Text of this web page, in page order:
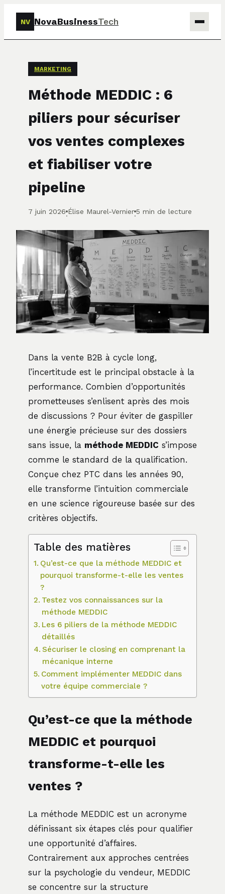
NV NovaBusinessTech
MARKETING
Méthode MEDDIC : 6
piliers pour sécuriser
vos ventes complexes
et fiabiliser votre
pipeline
7 juin 2026
·
Élise Maurel-Vernier
·
5 min de lecture
Dans la vente B2B à cycle long,
l’incertitude est le principal obstacle à la
performance. Combien d’opportunités
prometteuses s’enlisent après des mois
de discussions ? Pour éviter de gaspiller
une énergie précieuse sur des dossiers
sans issue, la méthode MEDDIC s’impose
comme le standard de la qualification.
Conçue chez PTC dans les années 90,
elle transforme l’intuition commerciale
en une science rigoureuse basée sur des
critères objectifs.
Table des matières
Qu’est-ce que la méthode MEDDIC et
pourquoi transforme-t-elle les ventes
?
Testez vos connaissances sur la
méthode MEDDIC
Les 6 piliers de la méthode MEDDIC
détaillés
Sécuriser le closing en comprenant la
mécanique interne
Comment implémenter MEDDIC dans
votre équipe commerciale ?
Qu’est-ce que la méthode
MEDDIC et pourquoi
transforme-t-elle les
ventes ?
La méthode MEDDIC est un acronyme
définissant six étapes clés pour qualifier
une opportunité d’affaires.
Contrairement aux approches centrées
sur la psychologie du vendeur, MEDDIC
se concentre sur la structure